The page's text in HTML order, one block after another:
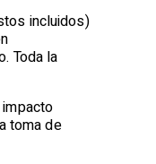
incluidos)
Toda la
toma de